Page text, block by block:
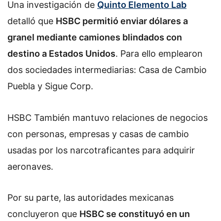
Una investigación de Quinto Elemento Lab
detalló que HSBC permitió enviar dólares a
granel mediante camiones blindados con
destino a Estados Unidos. Para ello emplearon
dos sociedades intermediarias: Casa de Cambio
Puebla y Sigue Corp.
HSBC También mantuvo relaciones de negocios
con personas, empresas y casas de cambio
usadas por los narcotraficantes para adquirir
aeronaves.
Por su parte, las autoridades mexicanas
concluyeron que HSBC se constituyó en un